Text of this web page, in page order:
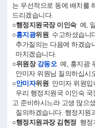
는 우선적으로 동에 배치를
드리겠습니다.
○행정지원국장 이인숙예, 알
○홍지광위원 수고하셨습니
추가질의는 다음에 하겠습
마치겠습니다.
○위원장 강동오예, 홍지광
안미자 위원님 질의하십시
○안미자위원 안미자 위원입
우리 행정지원국 이인숙
고 준비하시느라 고생 많으
질의하겠습니다. 행정지원
○행정지원과장 김현정 행정